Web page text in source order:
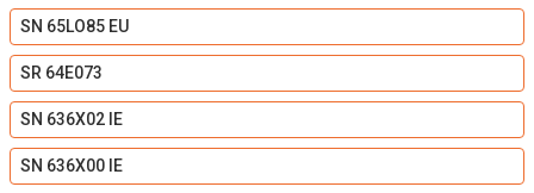
SN 65LO85 EU
SR 64E073
SN 636X02 IE
SN 636X00 IE